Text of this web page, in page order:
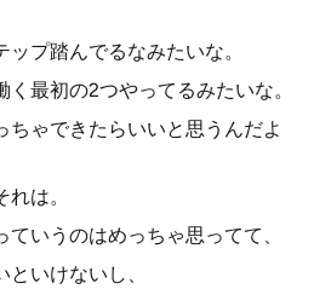
プ踏んでるなみたいな。
く最初の2つやってるみたいな。
ちゃできたらいいと思うんだよ
は。
いうのはめっちゃ思ってて、
いけないし、